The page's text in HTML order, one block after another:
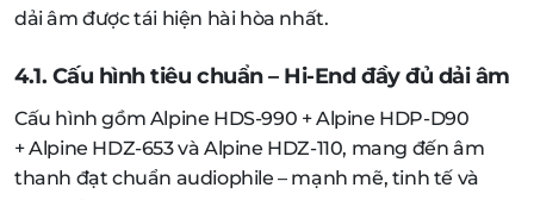
dải âm được tái hiện hài hòa nhất.
4.1. Cấu hình tiêu chuẩn – Hi-End đầy đủ dải âm
Cấu hình gồm Alpine HDS-990 + Alpine HDP-D90
+ Alpine HDZ-653 và Alpine HDZ-110, mang đến âm
thanh đạt chuẩn audiophile – mạnh mẽ, tinh tế và